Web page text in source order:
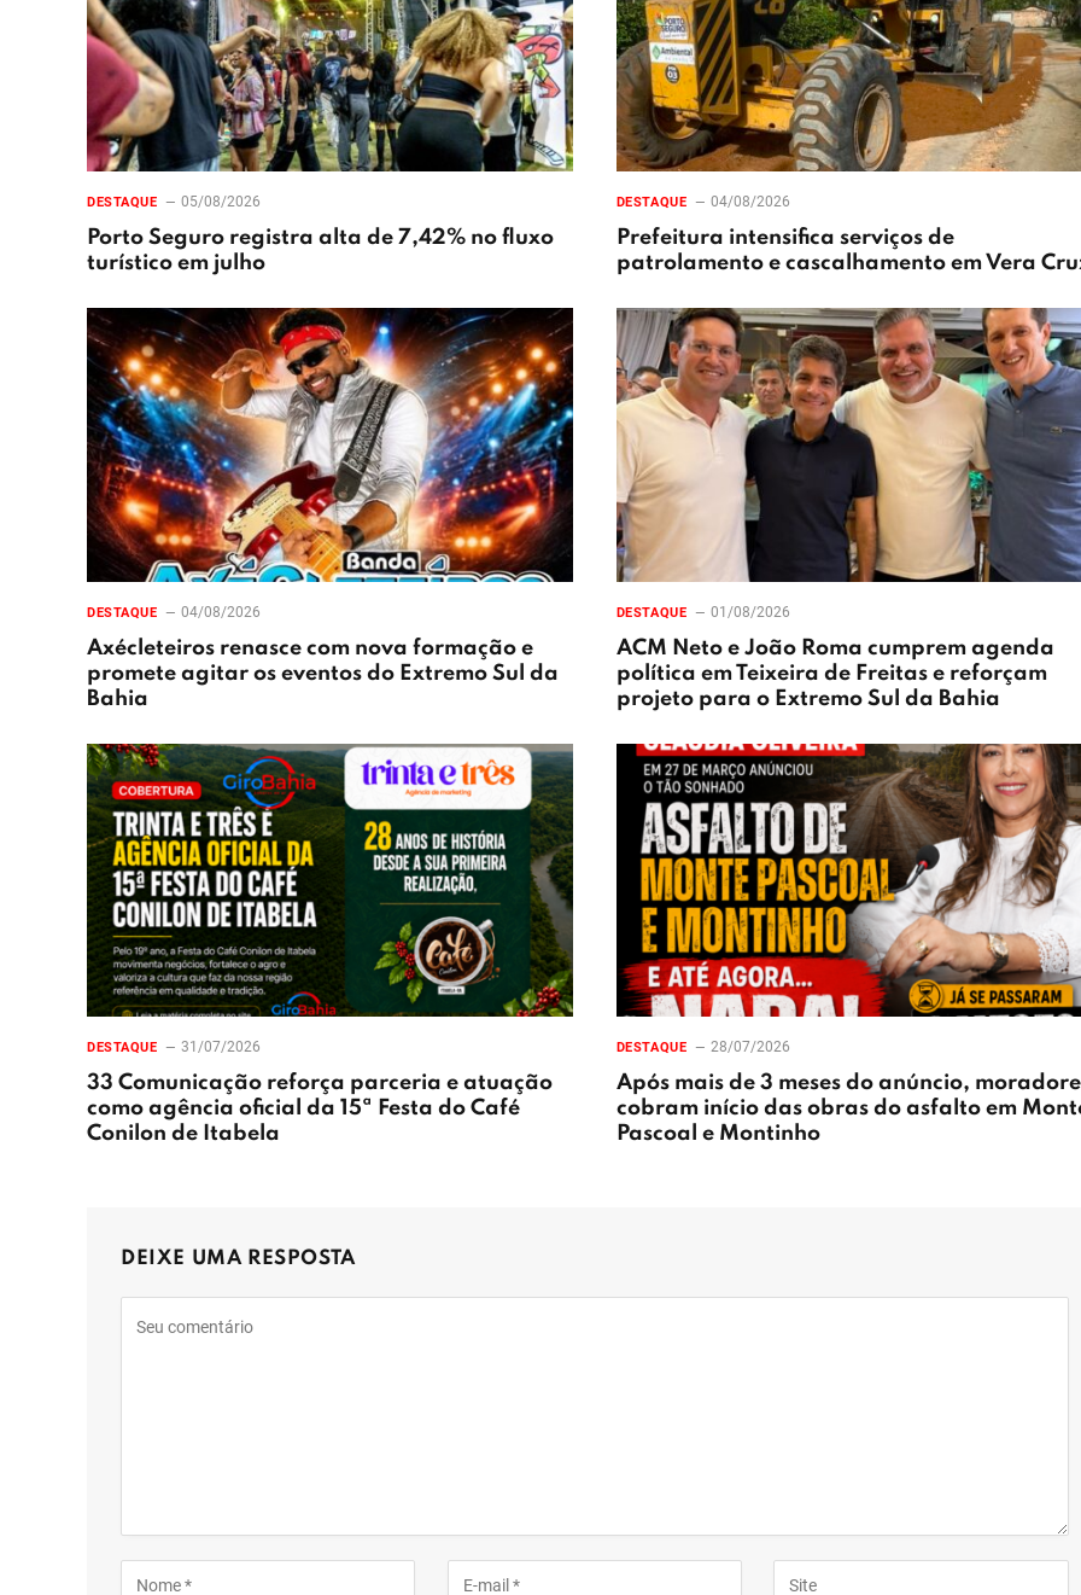
DESTAQUE 05/08/2026
Porto Seguro registra alta de 7,42% no fluxo
turístico em julho
DESTAQUE 04/08/2026
Prefeitura intensifica serviços de
patrolamento e cascalhamento em Vera
DESTAQUE 04/08/2026
Axécleteiros renasce com nova formação e
promete agitar os eventos do Extremo Sul da
Bahia
DESTAQUE 01/08/2026
ACM Neto e João Roma cumprem agenda
política em Teixeira de Freitas e reforçam
projeto para o Extremo Sul da Bahia
DESTAQUE 31/07/2026
33 Comunicação reforça parceria e atuação
como agência oficial da 15ª Festa do Café
Conilon de Itabela
DESTAQUE 28/07/2026
Após mais de 3 meses do anúncio,
cobram início das obras do asfalto em
Pascoal e Montinho
DEIXE UMA RESPOSTA